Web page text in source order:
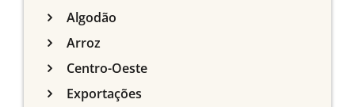
Algodão
Arroz
Centro-Oeste
Exportações